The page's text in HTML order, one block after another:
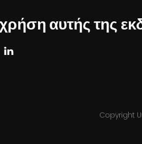
αυτής της
Copyright